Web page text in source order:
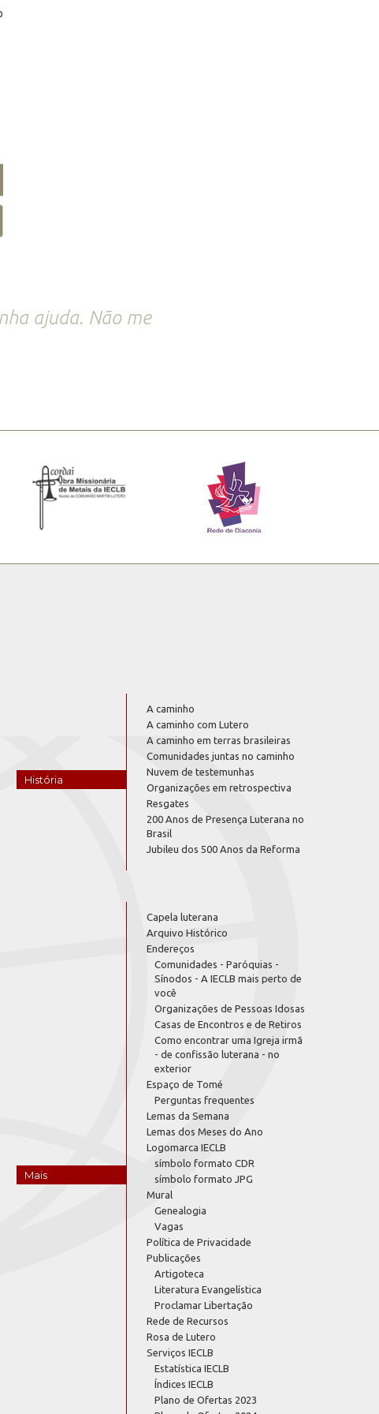
ajuda. Não me
História
A caminho
A caminho com Lutero
A caminho em terras brasileiras
Comunidades juntas no caminho
Nuvem de testemunhas
Organizações em retrospectiva
Resgates
200 Anos de Presença Luterana no
Brasil
Jubileu dos 500 Anos da Reforma
Mais
Capela luterana
Arquivo Histórico
Endereços
Comunidades - Paróquias -
Sínodos - A IECLB mais perto de
você
Organizações de Pessoas Idosas
Casas de Encontros e de Retiros
Como encontrar uma Igreja irmã
- de confissão luterana - no
exterior
Espaço de Tomé
Perguntas frequentes
Lemas da Semana
Lemas dos Meses do Ano
Logomarca IECLB
símbolo formato CDR
símbolo formato JPG
Mural
Genealogia
Vagas
Política de Privacidade
Publicações
Artigoteca
Literatura Evangelística
Proclamar Libertação
Rede de Recursos
Rosa de Lutero
Serviços IECLB
Estatística IECLB
Índices IECLB
Plano de Ofertas 2023